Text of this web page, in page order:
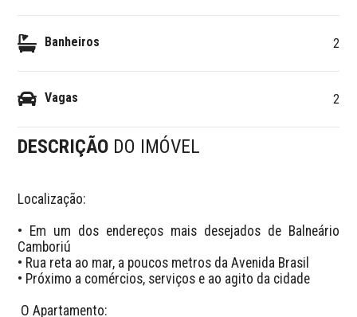
Banheiros 2
Vagas 2
DESCRIÇÃO DO IMÓVEL
Localização:
• Em um dos endereços mais desejados de Balneário
Camboriú
• Rua reta ao mar, a poucos metros da Avenida Brasil
• Próximo a comércios, serviços e ao agito da cidade